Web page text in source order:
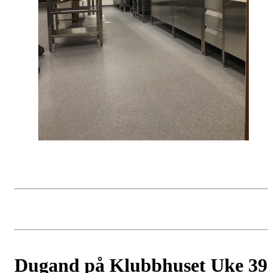
Dugand på Klubbhuset Uke 39